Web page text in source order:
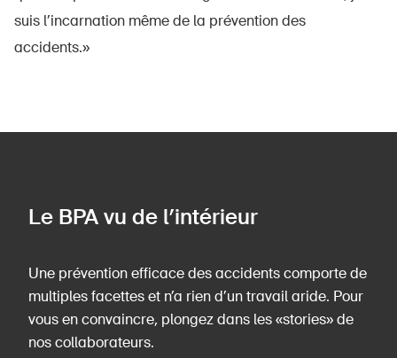
suis l’incarnation même de la prévention des
accidents.»
Le BPA vu de l’intérieur
Une prévention efficace des accidents comporte de
multiples facettes et n’a rien d’un travail aride. Pour
vous en convaincre, plongez dans les «stories» de
nos collaborateurs.